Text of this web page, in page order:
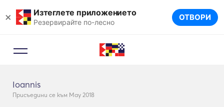
× Изтеглете приложението
Резервирайте по-лесно ОТВОРИ
Ioannis
Присъедини се към May 2018